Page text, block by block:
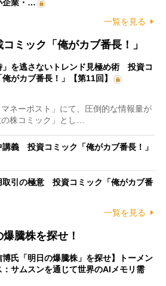
企業・…
一覧を見る
ミック「俺がカブ番長！」
」を逃さないトレンド見極め術 投資コ
俺がカブ番長！」【第11回】
ネーポスト」にて、圧倒的な情報量が
株コミック」とし…
講義 投資コミック「俺がカブ番長！」
取引の極意 投資コミック「俺がカブ番
一覧を見る
騰株を探せ！
博氏「明日の爆騰株」を探せ】トーメン
：サムスンを通じて世界のAIメモリ需